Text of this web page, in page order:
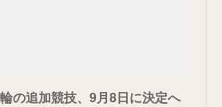
の追加競技、9月8日に決定へ